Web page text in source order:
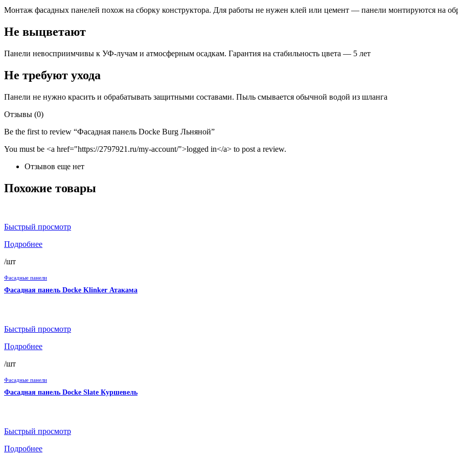
Монтаж фасадных панелей похож на сборку конструктора. Для работы не нужен клей или цемент — панели монтируются на
Не выцветают
Панели невосприимчивы к УФ-лучам и атмосферным осадкам. Гарантия на стабильность цвета — 5 лет
Не требуют ухода
Панели не нужно красить и обрабатывать защитными составами. Пыль смывается обычной водой из шланга
Отзывы (0)
Be the first to review “Фасадная панель Docke Burg Льняной”
You must be <a href="https://2797921.ru/my-account/">logged in</a> to post a review.
Отзывов еще нет
Похожие товары
Быстрый просмотр
Подробнее
/шт
Фасадные панели
Фасадная панель Docke Klinker Атакама
Быстрый просмотр
Подробнее
/шт
Фасадные панели
Фасадная панель Docke Slate Куршевель
Быстрый просмотр
Подробнее